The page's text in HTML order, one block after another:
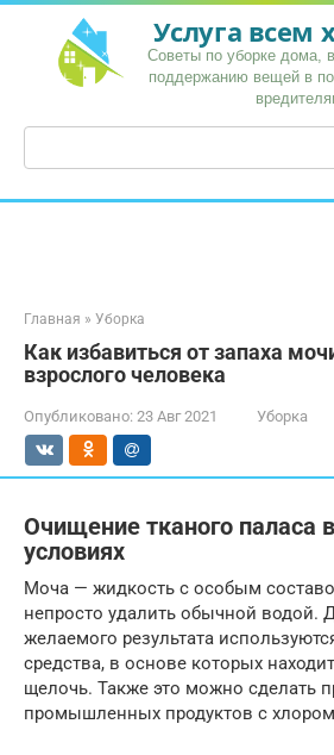
Перейти
контенту
Услуга всем
Советы по уборке дома,
поддержанию вещей в
Поиск:
Главная » Уборка
Как избавиться от запаха
взрослого человека
Опубликовано: 23 Авг 2021 Уборка
Очищение тканого паласа
условиях
Моча — жидкость с особым
непросто удалить обычной водой.
желаемого результата
средства, в основе которых
щелочь. Также это можно сделать
промышленных продуктов с